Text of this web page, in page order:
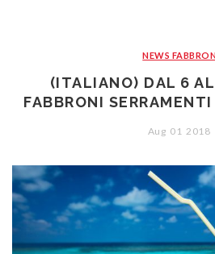
NEWS
(ITALIANO) DAL 6
FABBRONI
Aug 01 2018